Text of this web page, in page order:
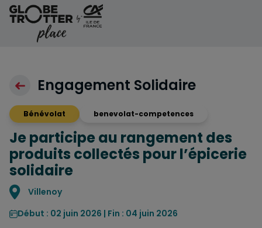
Aller au contenu
Engagement Solidaire
Bénévolat benevolat-competences
Je participe au rangement des
produits collectés pour l’épicerie
solidaire
Localisation
Villenoy
Début : 02 juin 2026 | Fin : 04 juin 2026